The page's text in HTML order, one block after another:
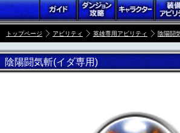
トップページ アビリティ 英雄専用アビリティ 陰陽闘
陰陽闘気斬(イダ専用)